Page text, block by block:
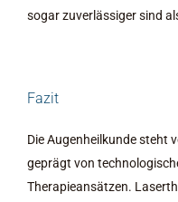
sogar zuverlässiger sind
Fazit
Die Augenheilkunde steht
geprägt von
Therapieansätzen.